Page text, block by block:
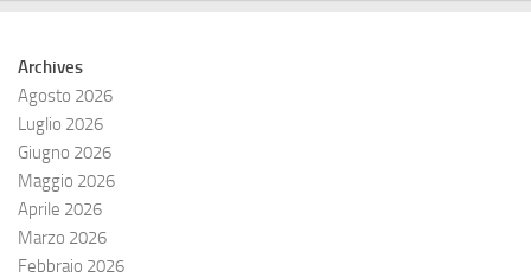
Archives
Agosto 2026
Luglio 2026
Giugno 2026
Maggio 2026
Aprile 2026
Marzo 2026
Febbraio 2026